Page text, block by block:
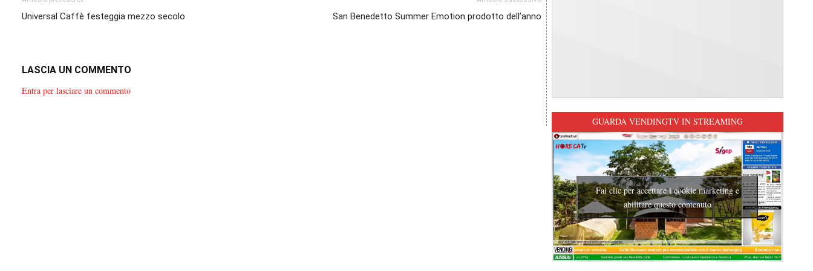
Universal Caffè festeggia mezzo secolo San Benedetto Summer Emotion prodotto dell’anno
LASCIA UN COMMENTO
Entra per lasciare un commento
GUARDA VENDINGTV IN STREAMING
Fai clic per accettare i cookie marketing e
abilitare questo contenuto